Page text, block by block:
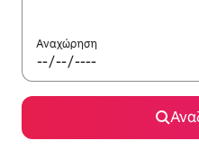
Αναχώρηση